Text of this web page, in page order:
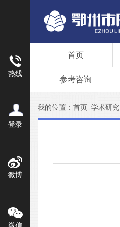
热线
登录
微博
首页
参考咨询
我的位置： 首页 学术研究